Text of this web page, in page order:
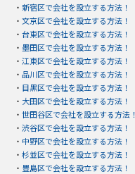
・ 新宿区で会社を設立する方法！
・ 文京区で会社を設立する方法！
・ 台東区で会社を設立する方法！
・ 墨田区で会社を設立する方法！
・ 江東区で会社を設立する方法！
・ 品川区で会社を設立する方法！
・ 目黒区で会社を設立する方法！
・ 大田区で会社を設立する方法！
・ 世田谷区で会社を設立する方法！
・ 渋谷区で会社を設立する方法！
・ 中野区で会社を設立する方法！
・ 杉並区で会社を設立する方法！
・ 豊島区で会社を設立する方法！